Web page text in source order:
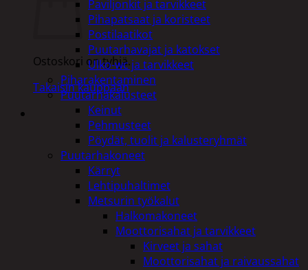
Ostoskori on tyhjä.
Takaisin kauppaan
Paviljonkit ja tarvikkeet
Pihapatsaat ja koristeet
Postilaatikot
Puutarhavajat ja katokset
Ulko-wc ja tarvikkeet
Piharakentaminen
Puutarhakalusteet
Keinut
Pehmusteet
Pöydät, tuolit ja kalusteryhmät
Puutarhakoneet
Kärryt
Lehtipuhaltimet
Metsurin työkalut
Halkomakoneet
Moottorisahat ja tarvikkeet
Kirveet ja sahat
Moottorisahat ja raivaussahat